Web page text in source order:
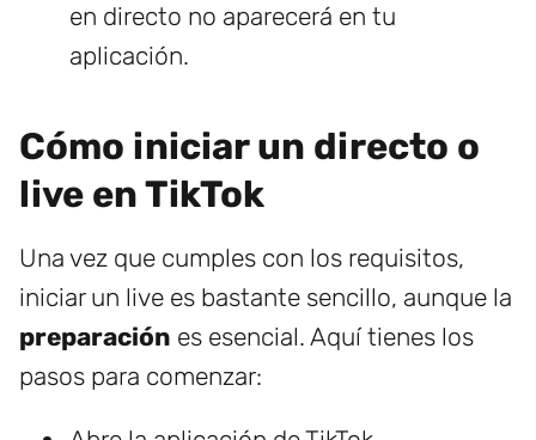
en directo no aparecerá en tu
aplicación.
Cómo iniciar un directo o
live en TikTok
Una vez que cumples con los requisitos,
iniciar un live es bastante sencillo, aunque la
preparación es esencial. Aquí tienes los
pasos para comenzar: